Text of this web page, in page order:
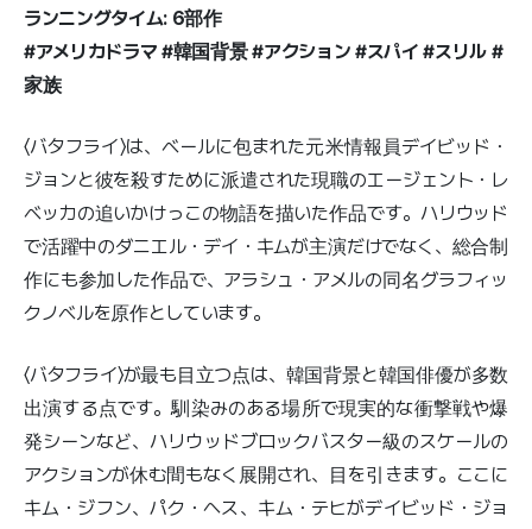
ランニングタイム: 6部作
#アメリカドラマ #韓国背景 #アクション #スパイ #スリル #
家族
〈バタフライ〉は、ベールに包まれた元米情報員デイビッド・
ジョンと彼を殺すために派遣された現職のエージェント・レ
ベッカの追いかけっこの物語を描いた作品です。ハリウッド
で活躍中のダニエル・デイ・キムが主演だけでなく、総合制
作にも参加した作品で、アラシュ・アメルの同名グラフィッ
クノベルを原作としています。
〈バタフライ〉が最も目立つ点は、韓国背景と韓国俳優が多数
出演する点です。馴染みのある場所で現実的な衝撃戦や爆
発シーンなど、ハリウッドブロックバスター級のスケールの
アクションが休む間もなく展開され、目を引きます。ここに
キム・ジフン、パク・ヘス、キム・テヒがデイビッド・ジョ